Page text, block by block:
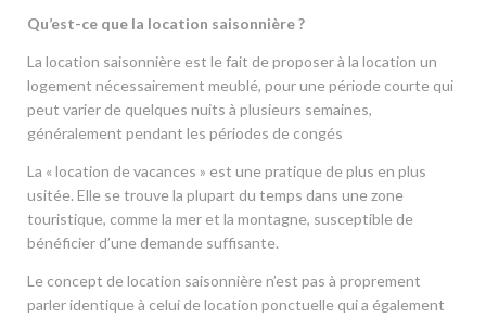
Qu’est-ce que la location saisonnière ?
La location saisonnière est le fait de proposer à la location un
logement nécessairement meublé, pour une période courte qui
peut varier de quelques nuits à plusieurs semaines,
généralement pendant les périodes de congés
La « location de vacances » est une pratique de plus en plus
usitée. Elle se trouve la plupart du temps dans une zone
touristique, comme la mer et la montagne, susceptible de
bénéficier d’une demande suffisante.
Le concept de location saisonnière n’est pas à proprement
parler identique à celui de location ponctuelle qui a également